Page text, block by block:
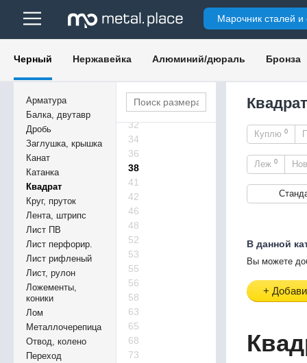
Марочник сталей и
Черный Нержавейка Алюминий/дюраль Бронза
Арматура
Балка, двутавр
Дробь
Заглушка, крышка
Канат
Катанка
Квадрат
Круг, пруток
Лента, штрипс
Лист ПВ
Лист перфорир.
Лист рифленый
Лист, рулон
Ложементы,
коники
Лом
Металлочерепица
Отвод, колено
Переход
21
23
27
28
29
32
34
36
38
41
42
46
48
52
53
55
56
58
63
65
68
73
Куплю 0
Леж 0
В данной
Вы можете
+